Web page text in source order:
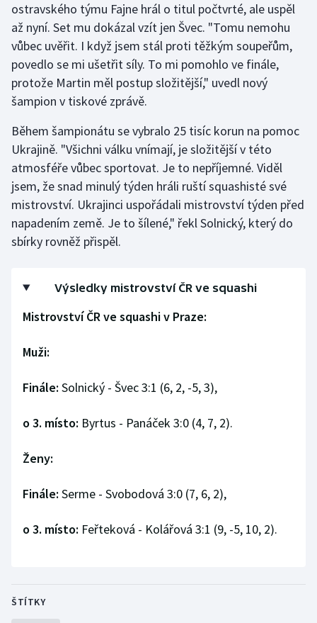
Motorsport
Olympijské hry
Parasport
Plavání
Plážový volejbal
Ragby
Rychlobruslení
Rychlostní kanoistika
Short track
Sportovní střelba
Stolní tenis
Triatlon
Veslování
Vodní slalom
Volejbal
Ostatní
ostravského týmu Fajne hrál o titul počtvrté, ale uspěl
až nyní. Set mu dokázal vzít jen Švec. "Tomu nemohu
vůbec uvěřit. I když jsem stál proti těžkým soupeřům,
povedlo se mi ušetřit síly. To mi pomohlo ve finále,
protože Martin měl postup složitější," uvedl nový
šampion v tiskové zprávě.
Během šampionátu se vybralo 25 tisíc korun na pomoc
Ukrajině. "Všichni válku vnímají, je složitější v této
atmosféře vůbec sportovat. Je to nepříjemné. Viděl
jsem, že snad minulý týden hráli ruští squashisté své
mistrovství. Ukrajinci uspořádali mistrovství týden před
napadením země. Je to šílené," řekl Solnický, který do
sbírky rovněž přispěl.
Výsledky mistrovství ČR ve squashi
Mistrovství ČR ve squashi v Praze:
Muži:
Finále: Solnický - Švec 3:1 (6, 2, -5, 3),
o 3. místo: Byrtus - Panáček 3:0 (4, 7, 2).
Ženy:
Finále: Serme - Svobodová 3:0 (7, 6, 2),
o 3. místo: Feřteková - Kolářová 3:1 (9, -5, 10, 2).
ŠTÍTKY